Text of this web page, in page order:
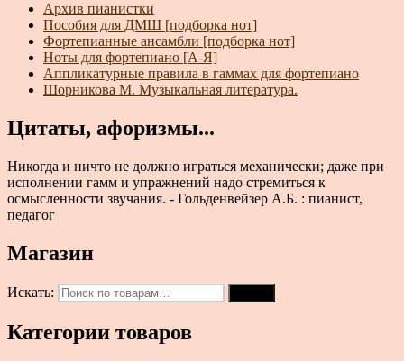
Архив пианистки
Пособия для ДМШ [подборка нот]
Фортепианные ансамбли [подборка нот]
Ноты для фортепиано [А-Я]
Аппликатурные правила в гаммах для фортепиано
Шорникова М. Музыкальная литература.
Цитаты, афоризмы...
Никогда и ничто не должно играться механически; даже при
исполнении гамм и упражнений надо стремиться к
осмысленности звучания. - Гольденвейзер А.Б. : пианист,
педагог
Магазин
Искать:
Категории товаров